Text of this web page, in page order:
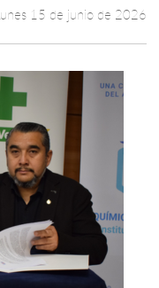
15 de junio de 2026